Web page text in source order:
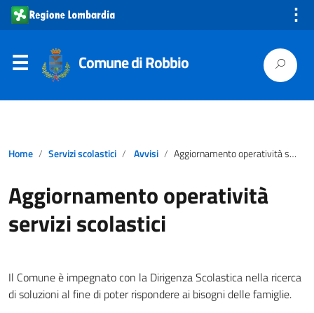
⋮
Comune di Robbio
Home Servizi scolastici Avvisi Aggiornamento operatività servizi scolastici
Aggiornamento operatività
servizi scolastici
Il Comune è impegnato con la Dirigenza Scolastica nella ricerca
di soluzioni al fine di poter rispondere ai bisogni delle famiglie.